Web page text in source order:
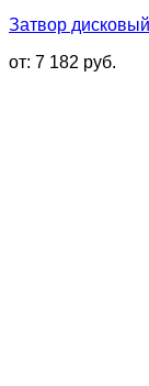
Затвор
от: 7 182 руб.